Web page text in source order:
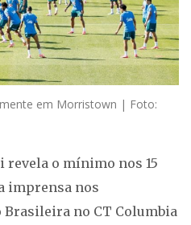
em Morristown | Foto:
revela o mínimo nos 15
imprensa nos
Brasileira no CT Columbia